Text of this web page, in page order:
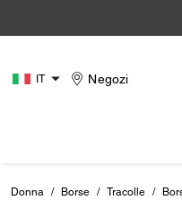
IT Negozi
Donna / Borse / Tracolle /